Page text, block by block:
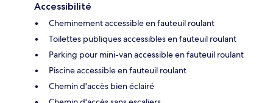
Accessibilité
Cheminement accessible en fauteuil roulant
Toilettes publiques accessibles en fauteuil roulant
Parking pour mini-van accessible en fauteuil roulant
Piscine accessible en fauteuil roulant
Chemin d'accès bien éclairé